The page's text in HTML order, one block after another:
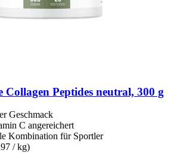
Collagen Peptides neutral, 300 g
Geschmack
C angereichert
Kombination für Sportler
/ kg)